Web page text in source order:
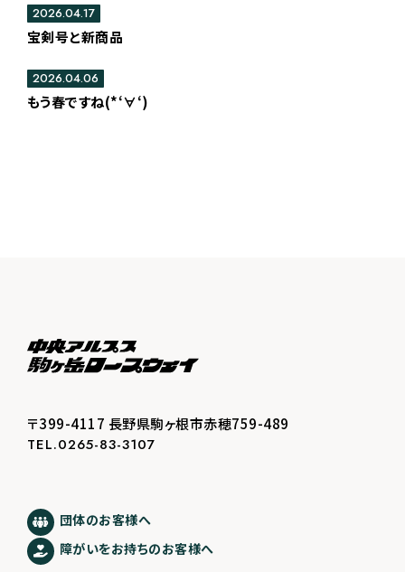
宝剣号と新商品
2026.04.17
もう春ですね(*‘∀‘)
2026.04.06
〒399-4117 長野県駒ヶ根市赤穂759-489
TEL.0265-83-3107
団体のお客様へ
障がいをお持ちのお客様へ